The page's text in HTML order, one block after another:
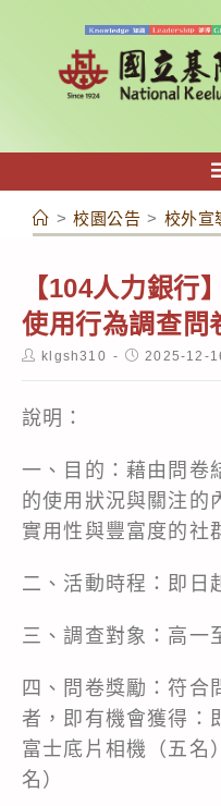
容
> 校園公告 > 校外宣
【104人力銀行
使用行為調查問
Postklgsh310
Post2025-12-
說明：
一、目的：藉由問卷
的使用狀況與關注的
實用性與豐富度的社
二、活動時程：即日
三、調查對象：高一
四、問卷獎勵：符合
者，即有機會獲得：
富士底片相機（五名
名）